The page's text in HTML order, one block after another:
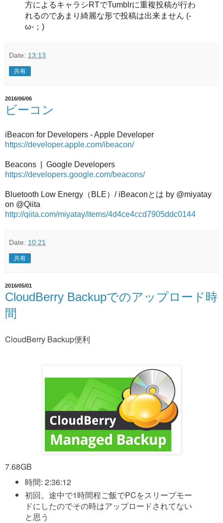
方によるキャラシRTでTumblrに重複投稿が行わ
れるのであまり綺麗な形で投稿は出来ません (-
ω-；)
Date: 13:13
共有
2016/06/06
ビーコン
iBeacon for Developers - Apple Developer
https://developer.apple.com/ibeacon/
Beacons | Google Developers
https://developers.google.com/beacons/
Bluetooth Low Energy（BLE）/ iBeaconとは by @miyatay
on @Qiita
http://qiita.com/miyatay/items/4d4ce4ccd7905ddc0144
Date: 10:21
共有
2016/05/01
CloudBerry Backupでのアップロード時
間
CloudBerry Backup便利
7.68GB
時間: 2:36:12
初回。途中で1時間程ご飯でPCをスリープモー
ドにしたのでその時はアップロードされてない
と思う